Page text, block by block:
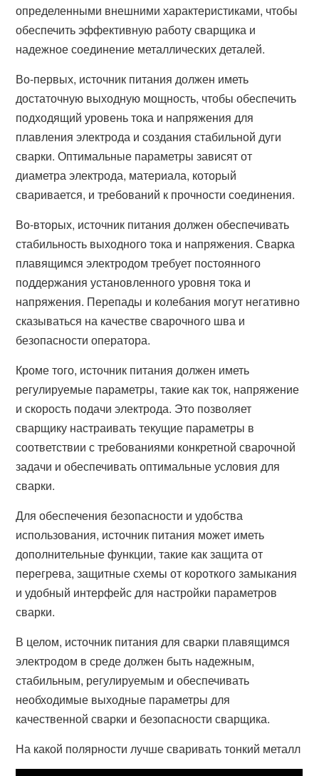
определенными внешними характеристиками, чтобы
обеспечить эффективную работу сварщика и
надежное соединение металлических деталей.
Во-первых, источник питания должен иметь
достаточную выходную мощность, чтобы обеспечить
подходящий уровень тока и напряжения для
плавления электрода и создания стабильной дуги
сварки. Оптимальные параметры зависят от
диаметра электрода, материала, который
сваривается, и требований к прочности соединения.
Во-вторых, источник питания должен обеспечивать
стабильность выходного тока и напряжения. Сварка
плавящимся электродом требует постоянного
поддержания установленного уровня тока и
напряжения. Перепады и колебания могут негативно
сказываться на качестве сварочного шва и
безопасности оператора.
Кроме того, источник питания должен иметь
регулируемые параметры, такие как ток, напряжение
и скорость подачи электрода. Это позволяет
сварщику настраивать текущие параметры в
соответствии с требованиями конкретной сварочной
задачи и обеспечивать оптимальные условия для
сварки.
Для обеспечения безопасности и удобства
использования, источник питания может иметь
дополнительные функции, такие как защита от
перегрева, защитные схемы от короткого замыкания
и удобный интерфейс для настройки параметров
сварки.
В целом, источник питания для сварки плавящимся
электродом в среде должен быть надежным,
стабильным, регулируемым и обеспечивать
необходимые выходные параметры для
качественной сварки и безопасности сварщика.
На какой полярности лучше сваривать тонкий металл